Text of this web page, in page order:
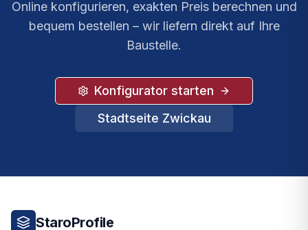
Online konfigurieren, exakten Preis berechnen und
bequem bestellen – wir liefern direkt auf Ihre
Baustelle.
Konfigurator starten
Stadtseite Zwickau
StaroProfile